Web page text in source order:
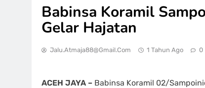
Babinsa Koramil
Gelar Hajatan
Jalu.atmaja88@gmail.com 1 Tahun Ago 0
ACEH JAYA – Babinsa Koramil 02/